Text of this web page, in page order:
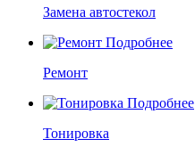
Замена автостекол
Подробнее
Ремонт
Подробнее
Тонировка